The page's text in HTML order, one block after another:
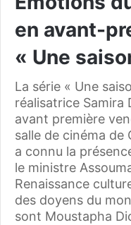
en avant-
« Une
La série « Une
réalisatrice Samira
avant première
salle de cinéma de
a connu la
le ministre
Renaissance
des doyens du
sont Moustapha